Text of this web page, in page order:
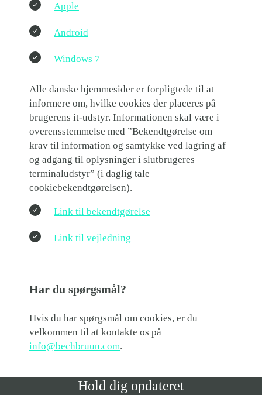
Apple
Android
Windows 7
Alle danske hjemmesider er forpligtede til at
informere om, hvilke cookies der placeres på
brugerens it-udstyr. Informationen skal være i
overensstemmelse med ”Bekendtgørelse om
krav til information og samtykke ved lagring af
og adgang til oplysninger i slutbrugeres
terminaludstyr” (i daglig tale
cookiebekendtgørelsen).
Link til bekendtgørelse
Link til vejledning
Har du spørgsmål?
Hvis du har spørgsmål om cookies, er du
velkommen til at kontakte os på
info@bechbruun.com.
Hold dig opdateret